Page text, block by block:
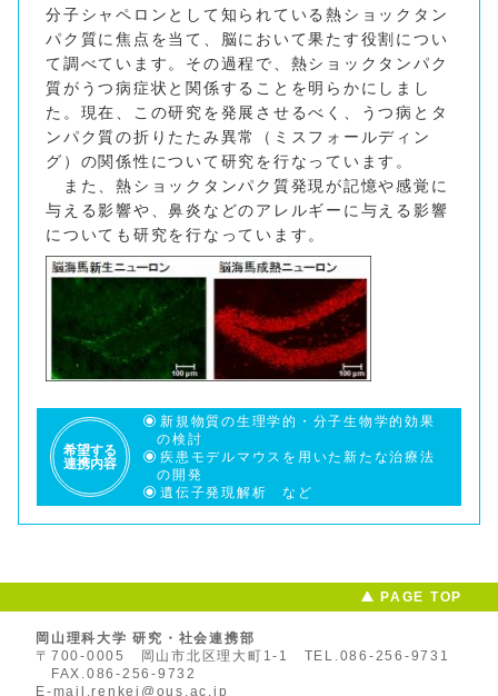
分子シャペロンとして知られている熱ショックタン
パク質に焦点を当て、脳において果たす役割につい
て調べています。その過程で、熱ショックタンパク
質がうつ病症状と関係することを明らかにしまし
た。現在、この研究を発展させるべく、うつ病とタ
ンパク質の折りたたみ異常（ミスフォールディン
グ）の関係性について研究を行なっています。
また、熱ショックタンパク質発現が記憶や感覚に
与える影響や、鼻炎などのアレルギーに与える影響
についても研究を行なっています。
希望する
連携内容
新規物質の生理学的・分子生物学的効果
の検討
疾患モデルマウスを用いた新たな治療法
の開発
遺伝子発現解析 など
PAGE TOP
岡山理科大学 研究・社会連携部
〒700-0005 岡山市北区理大町1-1
TEL.086-256-9731
FAX.086-256-9732
E-mail.renkei@ous.ac.jp